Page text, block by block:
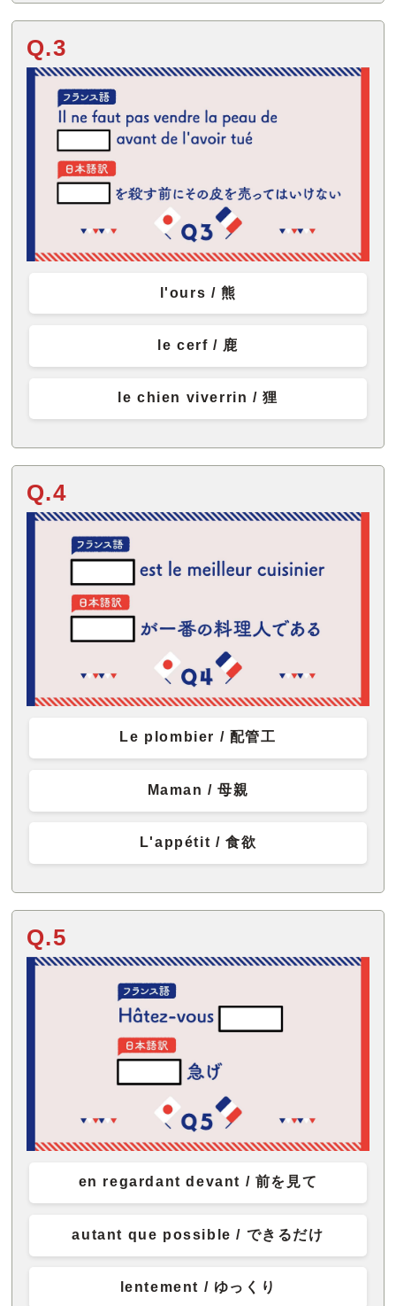
Q.3
l'ours / 熊
le cerf / 鹿
le chien viverrin / 狸
Q.4
Le plombier / 配管工
Maman / 母親
L'appétit / 食欲
Q.5
en regardant devant / 前を見て
autant que possible / できるだけ
lentement / ゆっくり